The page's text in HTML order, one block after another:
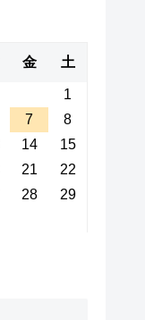
金 土
1
7
8
14
15
21
22
28
29